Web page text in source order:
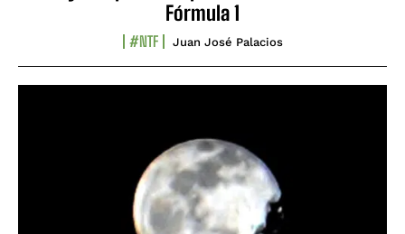
Fórmula 1
#NTF Juan José Palacios